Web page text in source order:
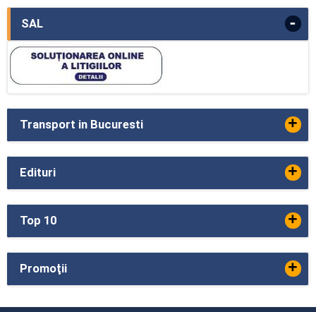
SAL -
Transport in Bucuresti +
Edituri +
Top 10 +
Promoţii +